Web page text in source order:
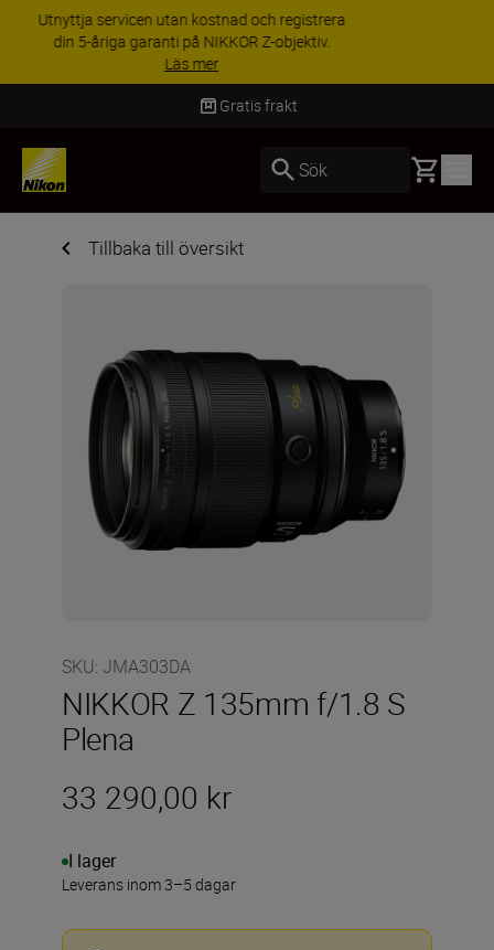
RABATT PÅ TILLBEHÖR | Få 15 % rabatt på
utvalda tillbehör, komplettera din utrustning i
dag
Leverans inom 2-4 arbetsdagar
Sök Basket
Tillbaka till översikt
SKU: JMA303DA
NIKKOR Z 135mm f/1.8 S
Plena
33 290,00 kr
I lager
Leverans inom 3–5 dagar